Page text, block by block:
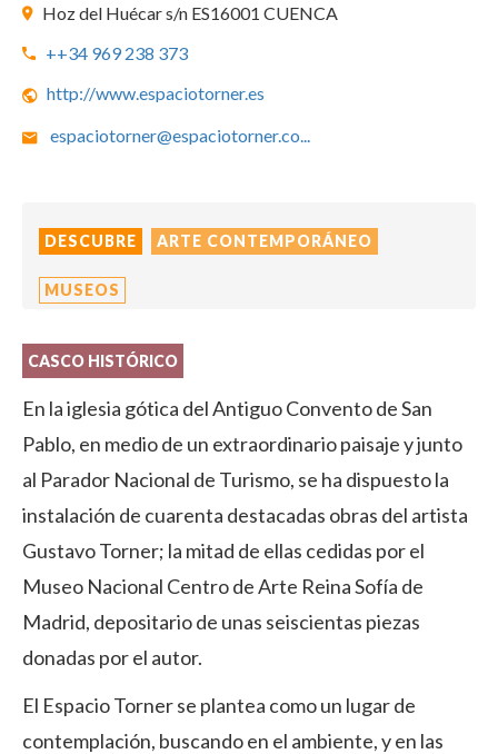
Hoz del Huécar s/n ES16001 CUENCA
++34 969 238 373
http://www.espaciotorner.es
espaciotorner@espaciotorner.co...
DESCUBRE ARTE CONTEMPORÁNEO
MUSEOS
CASCO HISTÓRICO
En la iglesia gótica del Antiguo Convento de San
Pablo, en medio de un extraordinario paisaje y junto
al Parador Nacional de Turismo, se ha dispuesto la
instalación de cuarenta destacadas obras del artista
Gustavo Torner; la mitad de ellas cedidas por el
Museo Nacional Centro de Arte Reina Sofía de
Madrid, depositario de unas seiscientas piezas
donadas por el autor.
El Espacio Torner se plantea como un lugar de
contemplación, buscando en el ambiente, y en las